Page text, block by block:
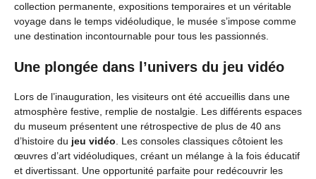
collection permanente, expositions temporaires et un véritable
voyage dans le temps vidéoludique, le musée s’impose comme
une destination incontournable pour tous les passionnés.
Une plongée dans l’univers du jeu vidéo
Lors de l’inauguration, les visiteurs ont été accueillis dans une
atmosphère festive, remplie de nostalgie. Les différents espaces
du museum présentent une rétrospective de plus de 40 ans
d’histoire du jeu vidéo. Les consoles classiques côtoient les
œuvres d’art vidéoludiques, créant un mélange à la fois éducatif
et divertissant. Une opportunité parfaite pour redécouvrir les